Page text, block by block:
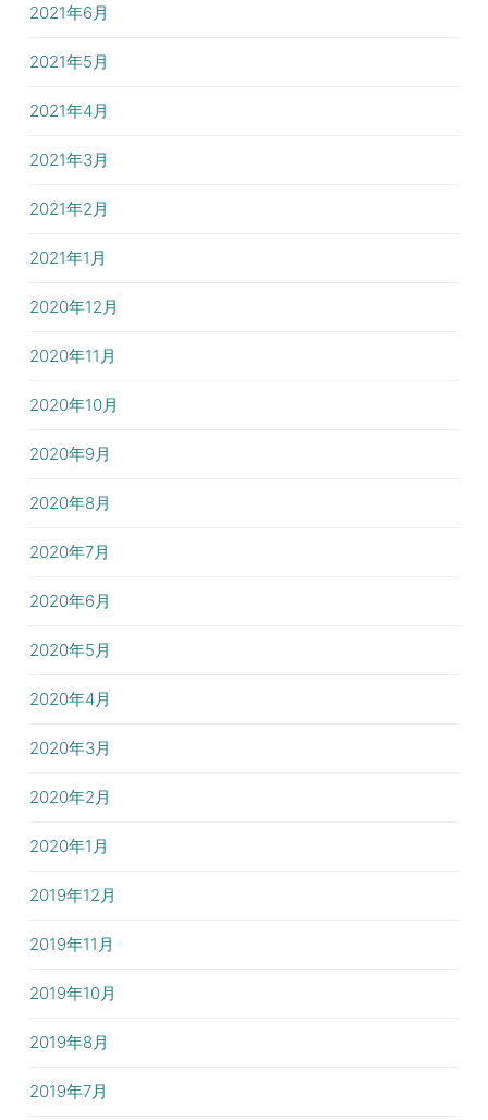
2021年6月
2021年5月
2021年4月
2021年3月
2021年2月
2021年1月
2020年12月
2020年11月
2020年10月
2020年9月
2020年8月
2020年7月
2020年6月
2020年5月
2020年4月
2020年3月
2020年2月
2020年1月
2019年12月
2019年11月
2019年10月
2019年8月
2019年7月